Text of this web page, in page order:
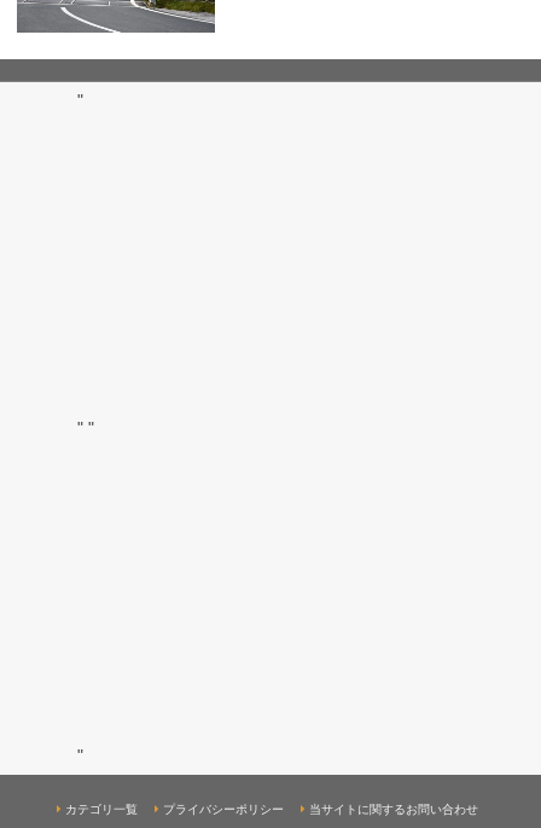
"
" "
"
カテゴリ一覧 プライバシーポリシー 当サイトに関するお問い合わせ